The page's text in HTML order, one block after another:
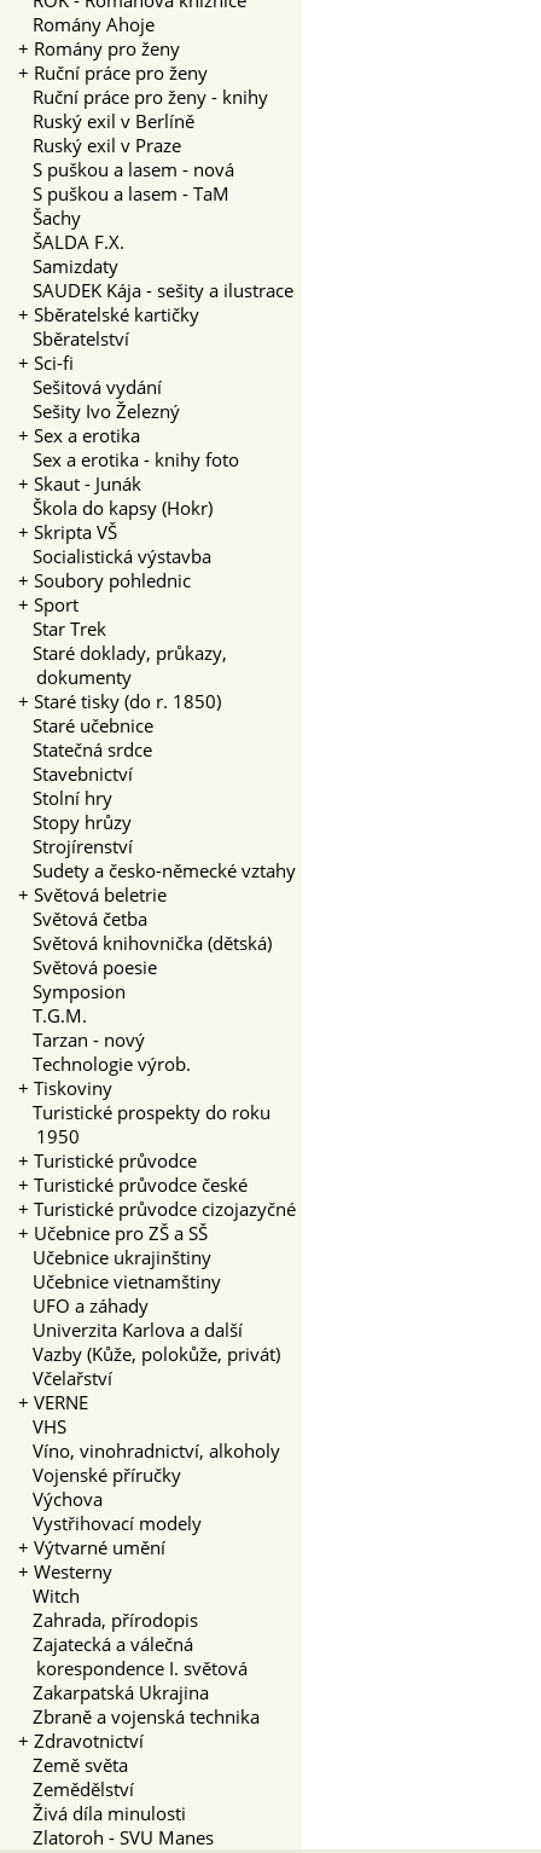
Romány Ahoje
+ Romány pro ženy
+ Ruční práce pro ženy
Ruční práce pro ženy - knihy
Ruský exil v Berlíně
Ruský exil v Praze
S puškou a lasem - nová
S puškou a lasem - TaM
Šachy
ŠALDA F.X.
Samizdaty
SAUDEK Kája - sešity a ilustrace
+ Sběratelské kartičky
Sběratelství
+ Sci-fi
Sešitová vydání
Sešity Ivo Železný
+ Sex a erotika
Sex a erotika - knihy foto
+ Skaut - Junák
Škola do kapsy (Hokr)
+ Skripta VŠ
Socialistická výstavba
+ Soubory pohlednic
+ Sport
Star Trek
Staré doklady, průkazy,
dokumenty
+ Staré tisky (do r. 1850)
Staré učebnice
Statečná srdce
Stavebnictví
Stolní hry
Stopy hrůzy
Strojírenství
Sudety a česko-německé vztahy
+ Světová beletrie
Světová četba
Světová knihovnička (dětská)
Světová poesie
Symposion
T.G.M.
Tarzan - nový
Technologie výrob.
+ Tiskoviny
Turistické prospekty do roku
1950
+ Turistické průvodce
+ Turistické průvodce české
+ Turistické průvodce cizojazyčné
+ Učebnice pro ZŠ a SŠ
Učebnice ukrajinštiny
Učebnice vietnamštiny
UFO a záhady
Univerzita Karlova a další
Vazby (Kůže, polokůže, privát)
Včelařství
+ VERNE
VHS
Víno, vinohradnictví, alkoholy
Vojenské příručky
Výchova
Vystřihovací modely
+ Výtvarné umění
+ Westerny
Witch
Zahrada, přírodopis
Zajatecká a válečná
korespondence I. světová
Zakarpatská Ukrajina
Zbraně a vojenská technika
+ Zdravotnictví
Země světa
Zemědělství
Živá díla minulosti
Zlatoroh - SVU Manes